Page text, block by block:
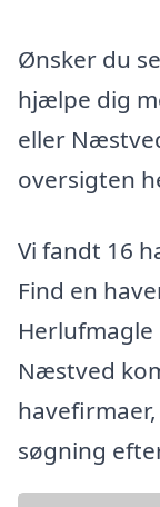
Ønsker du
hjælpe dig
eller
oversigten
Vi fandt 16
Find en
Næstved
søgning